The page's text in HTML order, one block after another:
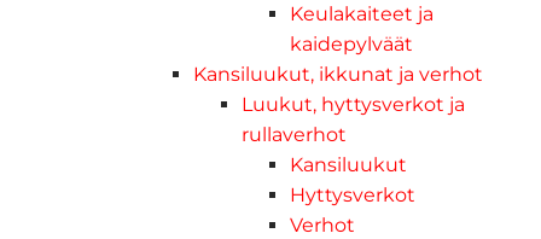
Keulakaiteet ja
kaidepylväät
Kansiluukut, ikkunat ja verhot
Luukut, hyttysverkot ja
rullaverhot
Kansiluukut
Hyttysverkot
Verhot